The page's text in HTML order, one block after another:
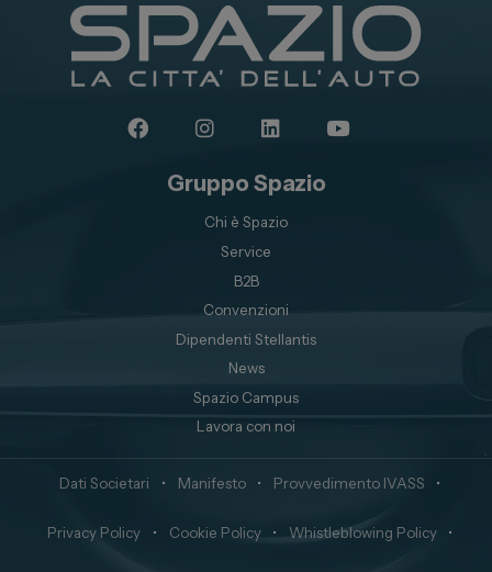
Gruppo Spazio
Chi è Spazio
Service
B2B
Convenzioni
Dipendenti Stellantis
News
Spazio Campus
Lavora con noi
Dati Societari • Manifesto • Provvedimento IVASS •
Privacy Policy • Cookie Policy • Whistleblowing Policy •